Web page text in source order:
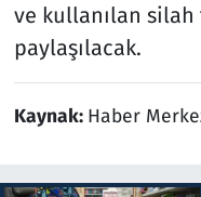
ve kullanılan
paylaşılacak.
Kaynak: Haber